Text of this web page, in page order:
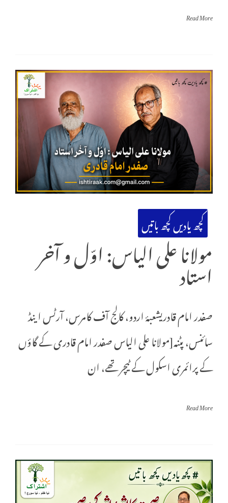
Read More
کچھ یادیں کچھ باتیں
مولانا علی الیاس: اوّل و آخر
استاد
صفدر امام قادریشعبۂ اردو، کالج آف کامرس، آرٹس اینڈ
سائنس، پٹنہ[مولانا علی الیاس صفدر امام قادری کے گاؤں
کے پرائمری اسکول کے ٹیچر تھے، ان
Read More